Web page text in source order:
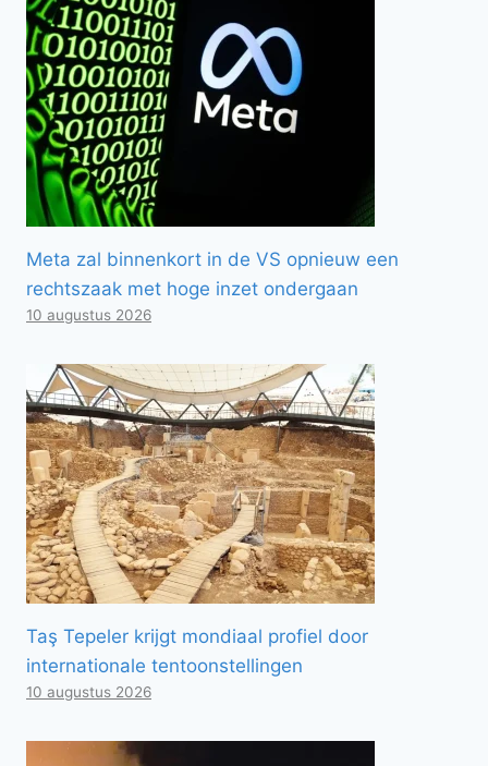
Meta zal binnenkort in de VS opnieuw een
rechtszaak met hoge inzet ondergaan
10 augustus 2026
Taş Tepeler krijgt mondiaal profiel door
internationale tentoonstellingen
10 augustus 2026